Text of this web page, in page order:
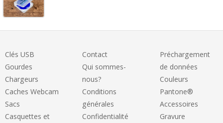
Clés USB
Gourdes
Chargeurs
Caches Webcam
Sacs
Casquettes et
Contact
Qui sommes-
nous?
Conditions
générales
Confidentialité
Préchargement
de données
Couleurs
Pantone®
Accessoires
Gravure